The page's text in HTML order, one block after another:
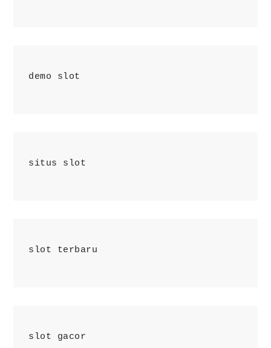
demo slot
situs slot
slot terbaru
slot gacor